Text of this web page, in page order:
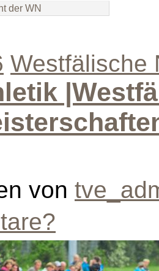
der WN
Westfälische
von